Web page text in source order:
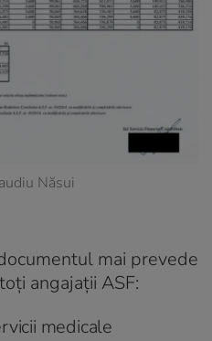
Năsui
mai prevede
angajații ASF:
medicale